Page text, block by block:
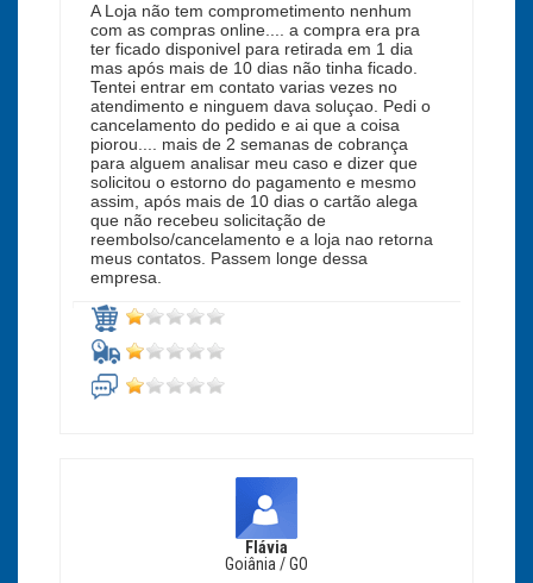
A Loja não tem comprometimento nenhum
com as compras online.... a compra era pra
ter ficado disponivel para retirada em 1 dia
mas após mais de 10 dias não tinha ficado.
Tentei entrar em contato varias vezes no
atendimento e ninguem dava soluçao. Pedi o
cancelamento do pedido e ai que a coisa
piorou.... mais de 2 semanas de cobrança
para alguem analisar meu caso e dizer que
solicitou o estorno do pagamento e mesmo
assim, após mais de 10 dias o cartão alega
que não recebeu solicitação de
reembolso/cancelamento e a loja nao retorna
meus contatos. Passem longe dessa
empresa.
Flávia
Goiânia / GO